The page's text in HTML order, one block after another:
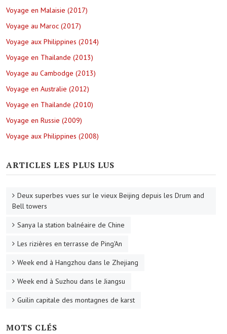
Voyage en Malaisie (2017)
Voyage au Maroc (2017)
Voyage aux Philippines (2014)
Voyage en Thailande (2013)
Voyage au Cambodge (2013)
Voyage en Australie (2012)
Voyage en Thailande (2010)
Voyage en Russie (2009)
Voyage aux Philippines (2008)
ARTICLES LES PLUS LUS
Deux superbes vues sur le vieux Beijing depuis les Drum and
Bell towers
Sanya la station balnéaire de Chine
Les rizières en terrasse de Ping'An
Week end à Hangzhou dans le Zhejiang
Week end à Suzhou dans le Jiangsu
Guilin capitale des montagnes de karst
MOTS CLÉS